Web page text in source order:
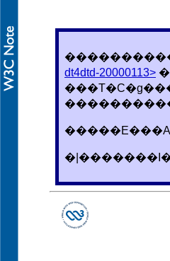
dt4dtd-20000113>